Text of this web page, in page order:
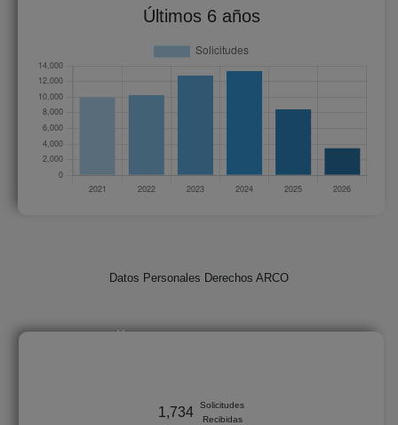
Últimos 6 años
Datos Personales Derechos ARCO
1,734
Solicitudes
Recibidas